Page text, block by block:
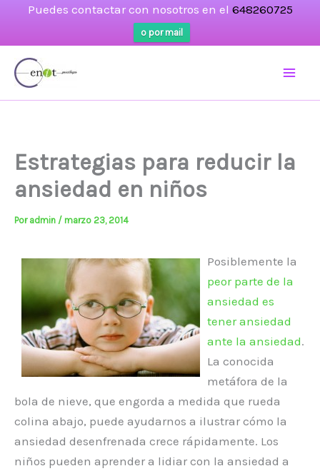
Puedes contactar con nosotros en el 648260725
o por mail
Estrategias para reducir la
ansiedad en niños
Por admin / marzo 23, 2014
Posiblemente la
peor parte de la
ansiedad es
tener ansiedad
ante la ansiedad.
La conocida
metáfora de la
bola de nieve, que engorda a medida que rueda
colina abajo, puede ayudarnos a ilustrar cómo la
ansiedad desenfrenada crece rápidamente. Los
niños pueden aprender a lidiar con la ansiedad a